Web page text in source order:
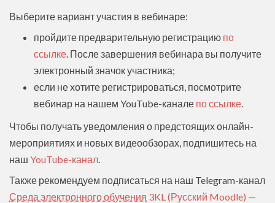
Выберите вариант участия в вебинаре:
пройдите предварительную регистрацию по
ссылке . После завершения вебинара вы получите
электронный значок участника;
если не хотите регистрироваться, посмотрите
вебинар на нашем YouTube-канале по ссылке
Чтобы получать уведомления о предстоящих онлайн-
мероприятиях и новых видеообзорах, подпишитесь на
наш YouTube-канал
Также рекомендуем подписаться на наш Telegram-канал
Среда электронного обучения 3KL (Русский Moodle) —